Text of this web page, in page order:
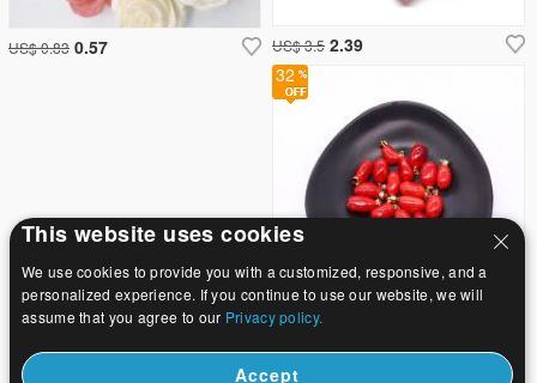
32
US$ 0.83 0.57 US$ 3.5 2.39
This website uses cookies
We use cookies to provide you with a customized, responsive, and a
personalized experience. If you continue to use our website, we will
assume that you agree to our Privacy policy.
Accept